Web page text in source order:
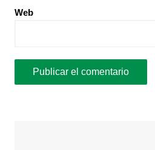
Web